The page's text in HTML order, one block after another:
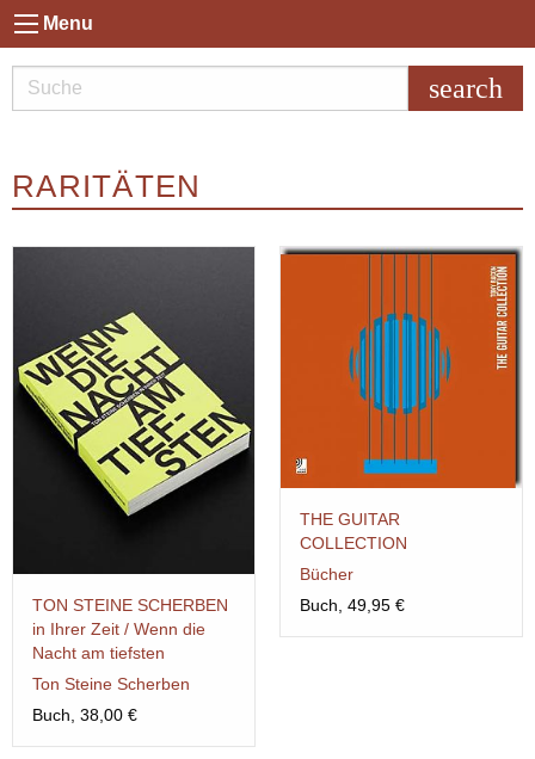
Menu
search
RARITÄTEN
TON STEINE SCHERBEN
in Ihrer Zeit / Wenn die
Nacht am tiefsten
Ton Steine Scherben
Buch, 38,00 €
THE GUITAR
COLLECTION
Bücher
Buch, 49,95 €